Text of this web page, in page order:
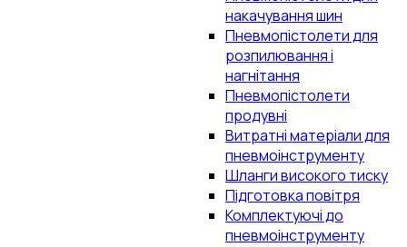
накачування шин
Пневмопістолети для
розпилювання і
нагнітання
Пневмопістолети
продувні
Витратні матеріали для
пневмоінструменту
Шланги високого тиску
Підготовка повітря
Комплектуючі до
пневмоінструменту